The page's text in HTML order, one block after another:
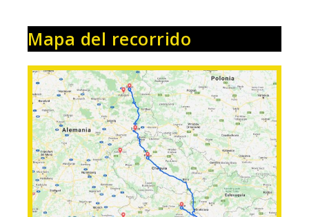
Mapa del recorrido